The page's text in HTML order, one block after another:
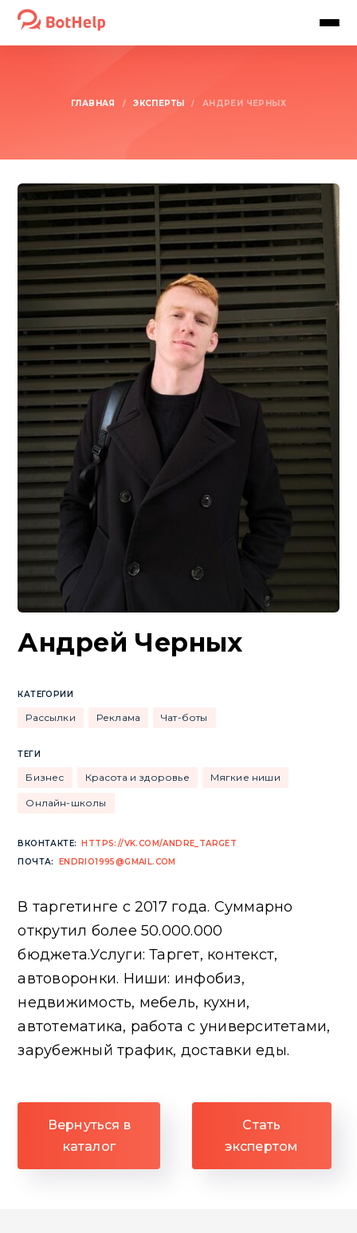
ГЛАВНАЯ / ЭКСПЕРТЫ / АНДРЕЙ ЧЕРНЫХ
Андрей Черных
КАТЕГОРИИ
Рассылки Реклама Чат-боты
ТЕГИ
Бизнес Красота и здоровье Мягкие ниши
Онлайн-школы
ВКОНТАКТЕ: HTTPS://VK.COM/ANDRE_TARGET
ПОЧТА:
ENDRIO1995@GMAIL.COM
В таргетинге с 2017 года. Суммарно
открутил более 50.000.000
бюджета.Услуги: Таргет, контекст,
автоворонки. Ниши: инфобиз,
недвижимость, мебель, кухни,
автотематика, работа с университетами,
зарубежный трафик, доставки еды.
Вернуться в
каталог
Стать
экспертом